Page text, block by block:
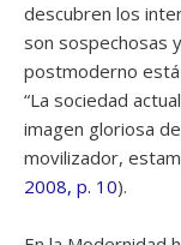
descubren los
son sospechosas
postmoderno
“La sociedad
imagen gloriosa
movilizador,
2008, p. 10).